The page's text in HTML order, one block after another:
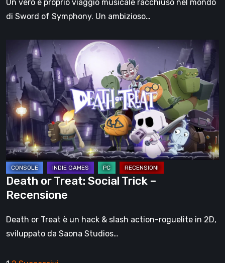
Un vero e proprio viaggio musicale racchiuso nel mondo
di Sword of Symphony. Un ambizioso…
Death
or
Treat:
Social
Trick
–
Recensione
Death or Treat: Social Trick –
Recensione
Death or Treat è un hack & slash action-roguelite in 2D,
sviluppato da Saona Studios…